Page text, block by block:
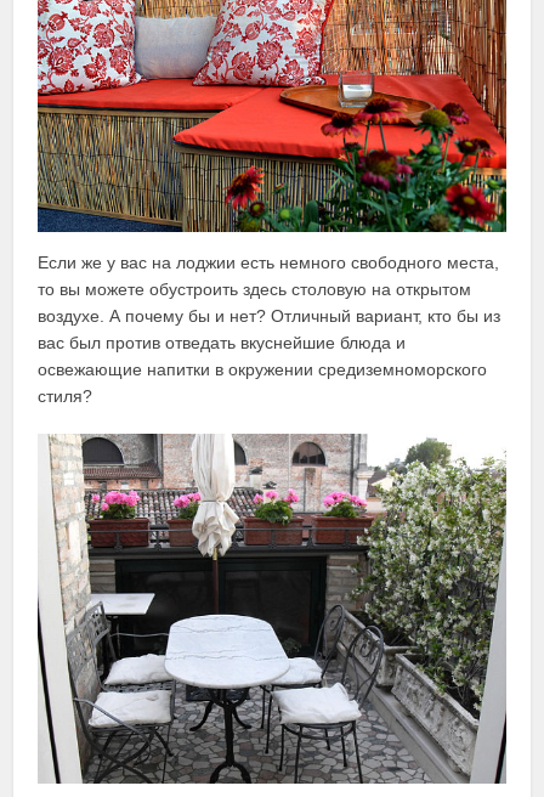
Если же у вас на лоджии есть немного свободного места,
то вы можете обустроить здесь столовую на открытом
воздухе. А почему бы и нет? Отличный вариант, кто бы из
вас был против отведать вкуснейшие блюда и
освежающие напитки в окружении средиземноморского
стиля?